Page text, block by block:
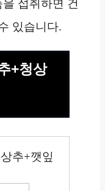
섭취하면 건
있습니다.
+청상
추+깻잎